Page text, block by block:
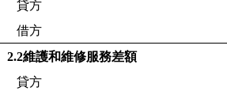
貸方
借方
2.2維護和維修服務差額
貸方